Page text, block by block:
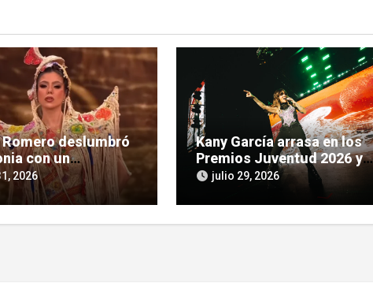
deslumbró
con un
homenaje a la
guaraní
2026
Kany García arrasa en los
Premios Juventud 2026 y
se prepara para cantar en
julio 29, 2026